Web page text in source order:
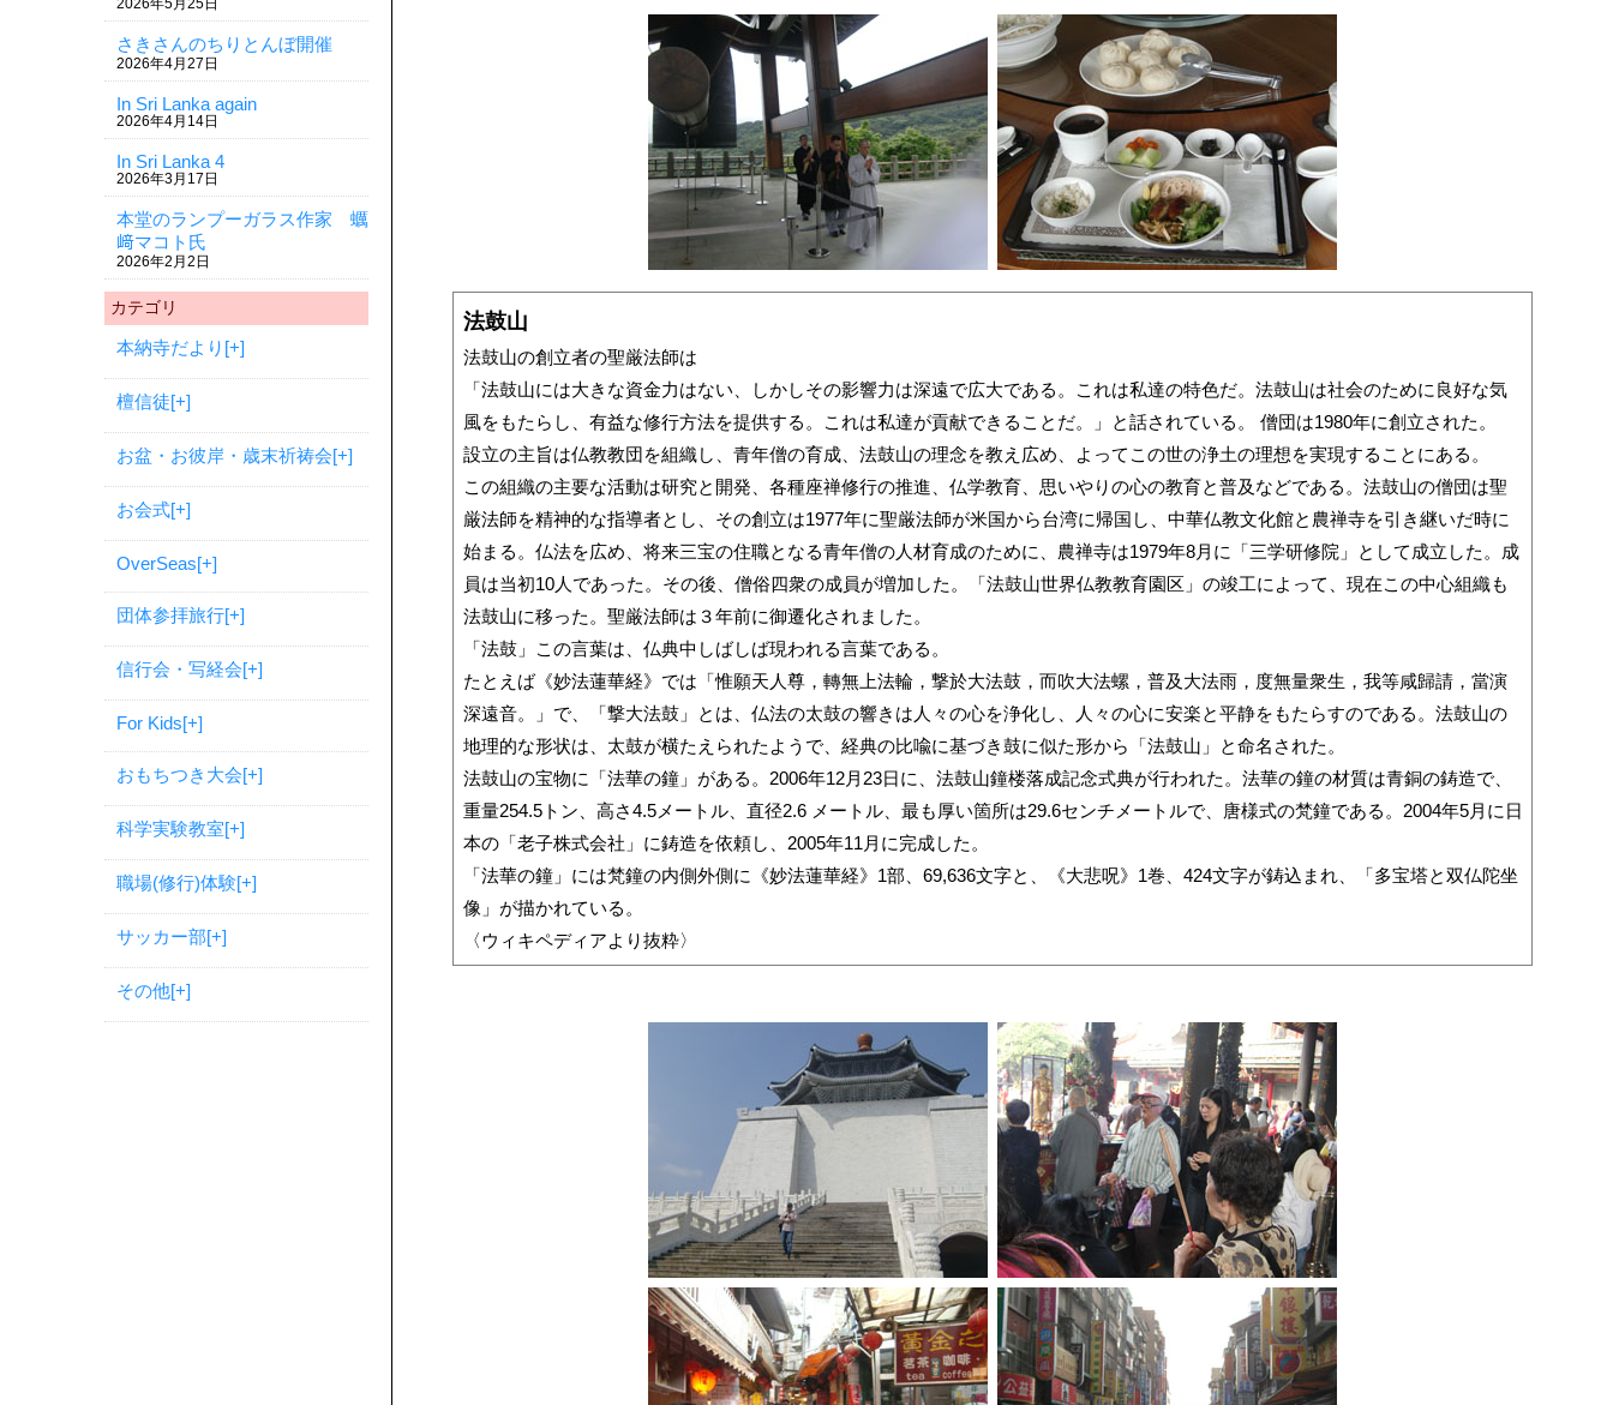
2026年5月25日
さきさんのちりとんぼ開催
2026年4月27日
In Sri Lanka again
2026年4月14日
In Sri Lanka 4
2026年3月17日
本堂のランプーガラス作家 蠣
﨑マコト氏
2026年2月2日
カテゴリ
本納寺だより [+]
檀信徒[+]
お盆・お彼岸・歳末祈祷会[+]
お会式[+]
OverSeas[+]
団体参拝旅行[+]
信行会・写経会[+]
For Kids[+]
おもちつき大会[+]
科学実験教室[+]
職場(修行)体験[+]
サッカー部[+]
その他[+]
法鼓山
法鼓山の創立者の聖厳法師は
「法鼓山には大きな資金力はない、しかしその影響力は深遠で広大である。これは私達の特色だ。法鼓山は社会のために良好な気
風をもたらし、有益な修行方法を提供する。これは私達が貢献できることだ。」と話されている。 僧団は1980年に創立された。
設立の主旨は仏教教団を組織し、青年僧の育成、法鼓山の理念を教え広め、よってこの世の浄土の理想を実現することにある。
この組織の主要な活動は研究と開発、各種座禅修行の推進、仏学教育、思いやりの心の教育と普及などである。法鼓山の僧団は聖
厳法師を精神的な指導者とし、その創立は1977年に聖厳法師が米国から台湾に帰国し、中華仏教文化館と農禅寺を引き継いだ時に
始まる。仏法を広め、将来三宝の住職となる青年僧の人材育成のために、農禅寺は1979年8月に「三学研修院」として成立した。成
員は当初10人であった。その後、僧俗四衆の成員が増加した。「法鼓山世界仏教教育園区」の竣工によって、現在この中心組織も
法鼓山に移った。聖厳法師は３年前に御遷化されました。
「法鼓」この言葉は、仏典中しばしば現われる言葉である。
たとえば《妙法蓮華経》では「惟願天人尊，轉無上法輪，撃於大法鼓，而吹大法螺，普及大法雨，度無量衆生，我等咸歸請，當演
深遠音。」で、「撃大法鼓」とは、仏法の太鼓の響きは人々の心を浄化し、人々の心に安楽と平静をもたらすのである。法鼓山の
地理的な形状は、太鼓が横たえられたようで、経典の比喩に基づき鼓に似た形から「法鼓山」と命名された。
法鼓山の宝物に「法華の鐘」がある。2006年12月23日に、法鼓山鐘楼落成記念式典が行われた。法華の鐘の材質は青銅の鋳造で、
重量254.5トン、高さ4.5メートル、直径2.6 メートル、最も厚い箇所は29.6センチメートルで、唐様式の梵鐘である。2004年5月に日
本の「老子株式会社」に鋳造を依頼し、2005年11月に完成した。
「法華の鐘」には梵鐘の内側外側に《妙法蓮華経》1部、69,636文字と、《大悲呪》1巻、424文字が鋳込まれ、「多宝塔と双仏陀坐
像」が描かれている。
〈ウィキペディアより抜粋〉